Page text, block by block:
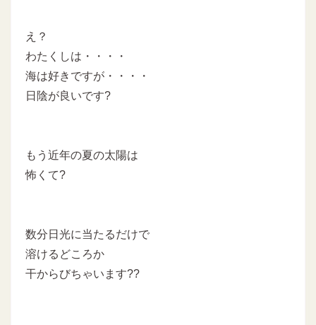
え？
わたくしは・・・・
海は好きですが・・・・
日陰が良いです?
もう近年の夏の太陽は
怖くて?
数分日光に当たるだけで
溶けるどころか
干からびちゃいます??